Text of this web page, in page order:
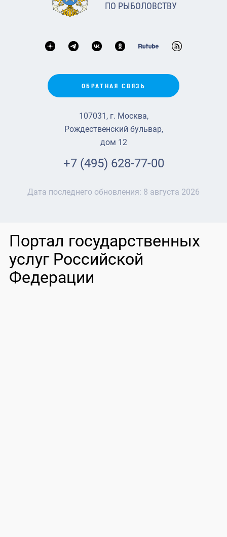
ПО РЫБОЛОВСТВУ
ОБРАТНАЯ СВЯЗЬ
107031, г. Москва,
Рождественский бульвар,
дом 12
+7 (495) 628-77-00
Дата последнего обновления: 8 августа 2026
Портал государственных
услуг Российской
Федерации